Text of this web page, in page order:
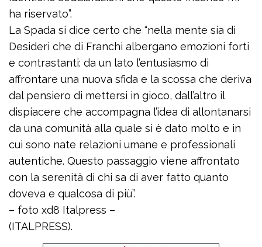
ha riservato”.
La Spada si dice certo che “nella mente sia di
Desideri che di Franchi albergano emozioni forti
e contrastanti: da un lato l’entusiasmo di
affrontare una nuova sfida e la scossa che deriva
dal pensiero di mettersi in gioco, dall’altro il
dispiacere che accompagna l’idea di allontanarsi
da una comunità alla quale si è dato molto e in
cui sono nate relazioni umane e professionali
autentiche. Questo passaggio viene affrontato
con la serenità di chi sa di aver fatto quanto
doveva e qualcosa di più”.
– foto xd8 Italpress –
(ITALPRESS).